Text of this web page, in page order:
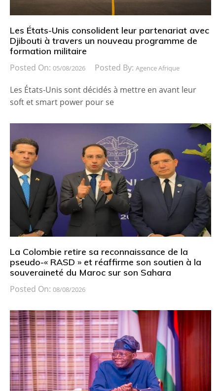
Les États-Unis consolident leur partenariat avec
Djibouti à travers un nouveau programme de
formation militaire
Posted On: 05/08/2026 Posted By: Agence Afrique
Les États-Unis sont décidés à mettre en avant leur
soft et smart power pour se
La Colombie retire sa reconnaissance de la
pseudo-« RASD » et réaffirme son soutien à la
souveraineté du Maroc sur son Sahara
Posted On: 08/08/2026